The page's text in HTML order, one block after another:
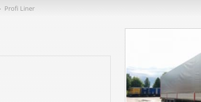
Profi Liner